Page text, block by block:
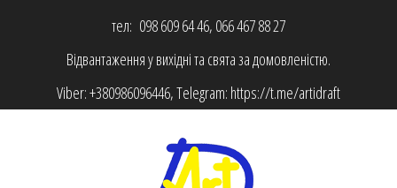
тел: 098 609 64 46, 066 467 88 27
Відвантаження у вихідні та свята за домовленістю.
Viber:+380986096446, Telegram: https://t.me/artidraft